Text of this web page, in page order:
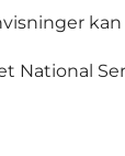
National